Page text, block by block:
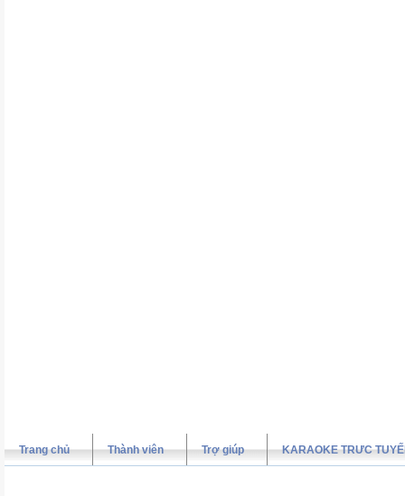
Trang chủ Thành viên Trợ giúp KARAOKE TRƯC